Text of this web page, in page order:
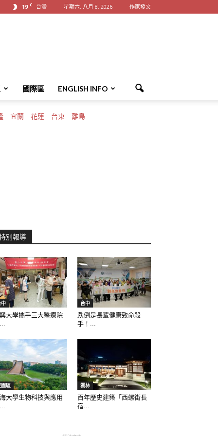
19 C 台灣 星期六, 八月 8, 2026 作家發文
國際區 ENGLISH INFO
宜蘭 花蓮 台東 離島
別報導
中
大學攜手三大醫療院
台中
跌倒是長輩健康致命殺
手！...
區
大學生物科技與應用
雲林
百年歷史建築「西螺街長
宿...